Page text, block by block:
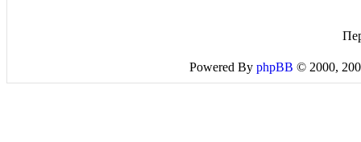
Powered By phpBB © 2000,